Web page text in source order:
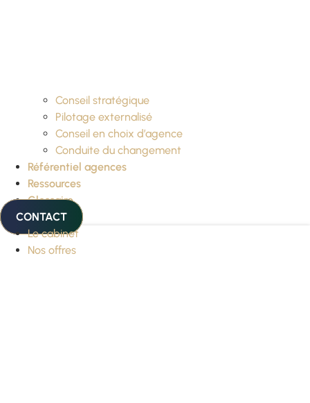
Conseil stratégique
Pilotage externalisé
Conseil en choix d’agence
Conduite du changement
Référentiel agences
Ressources
Glossaire
CONTACT
Le cabinet
Nos offres